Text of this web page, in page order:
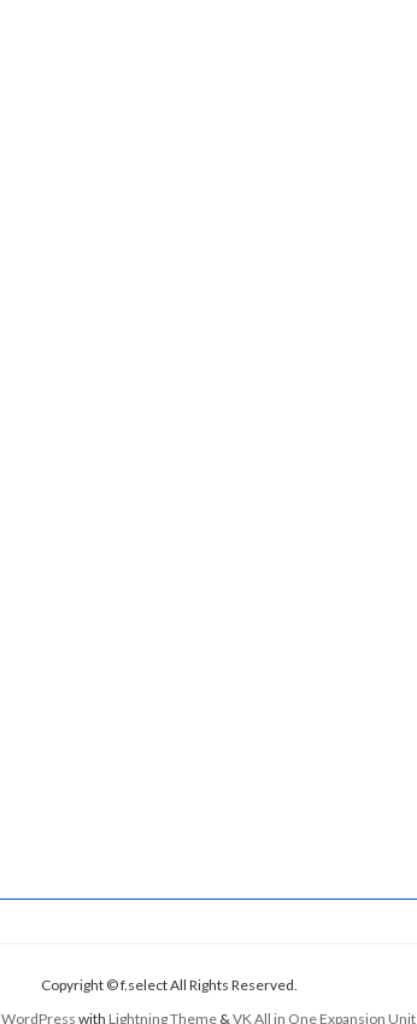
Copyright © f.select All Rights Reserved.
WordPress with Lightning Theme&VK All in One Expansion Unit